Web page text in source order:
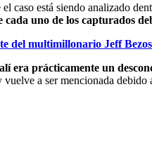
caso está siendo analizado
cada uno de los capturados
del multimillonario Jeff
era prácticamente un
vuelve a ser mencionada